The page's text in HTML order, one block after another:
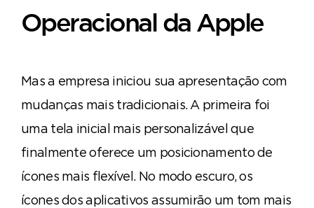
Operacional da Apple
Mas a empresa iniciou sua apresentação com
mudanças mais tradicionais. A primeira foi
uma tela inicial mais personalizável que
finalmente oferece um posicionamento de
ícones mais flexível. No modo escuro, os
ícones dos aplicativos assumirão um tom mais